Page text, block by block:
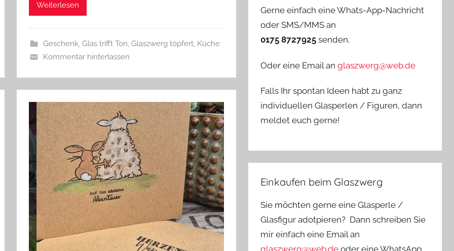
e
Weiterlesen
Geschenk, Glas trifft Ton, Glaszwerg töpfert, Küche
Kommentar hinterlassen
Gerne einfach eine Whats-App-Nachricht
oder SMS/MMS an
0175 8727925 senden.
Oder eine Email anglaszwerg@web.de
Falls Ihr spontan Ideen habt zu ganz
individuellen Glasperlen / Figuren, dann
meldet euch gerne!
Einkaufen beim Glaszwerg
Sie möchten gerne eine Glasperle /
Glasfigur adotpieren? Dann schreiben Sie
mir einfach eine Email an